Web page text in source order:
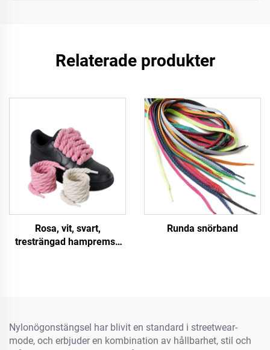
Relaterade produkter
Rosa, vit, svart,
tresträngad hampremsa
Runda snörband
Nylonögonstängsel har blivit en standard i streetwear-
mode, och erbjuder en kombination av hållbarhet, stil och